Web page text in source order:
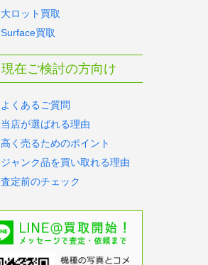
大ロット買取
Surface買取
現在ご検討の方向け
よくあるご質問
当店が選ばれる理由
高く売るためのポイント
ジャンク品を買い取れる理由
査定前のチェック